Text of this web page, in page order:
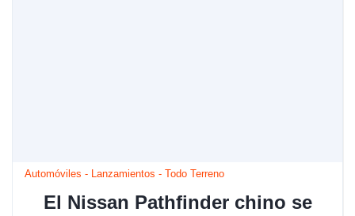
Automóviles - Lanzamientos - Todo Terreno
El Nissan Pathfinder chino se